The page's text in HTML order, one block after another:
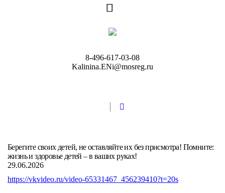
8-496-617-03-08
Kalinina.ENi@mosreg.ru
Берегите своих детей, не оставляйте их без присмотра! Помните:
жизнь и здоровье детей – в ваших руках️!
29.06.2026
https://vkvideo.ru/video-65331467_456239410?t=20s